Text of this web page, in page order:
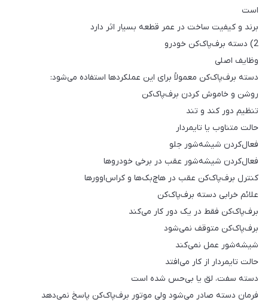
است
برند و کیفیت ساخت در عمر قطعه بسیار اثر دارد
2) دسته برف‌پاک‌کن خودرو
وظایف اصلی
دسته برف‌پاک‌کن معمولاً برای این عملکردها استفاده می‌شود:
روشن و خاموش کردن برف‌پاک‌کن
تنظیم دور کند و تند
حالت متناوب یا تایمردار
فعال‌کردن شیشه‌شور جلو
فعال‌کردن شیشه‌شور عقب در برخی خودروها
کنترل برف‌پاک‌کن عقب در هاچ‌بک‌ها و کراس‌اوورها
علائم خرابی دسته برف‌پاک‌کن
برف‌پاک‌کن فقط در یک دور کار می‌کند
برف‌پاک‌کن متوقف نمی‌شود
شیشه‌شور عمل نمی‌کند
حالت تایمردار از کار می‌افتد
دسته سفت، لق یا بی‌حس شده است
فرمان دسته صادر می‌شود ولی موتور برف‌پاک‌کن پاسخ نمی‌دهد